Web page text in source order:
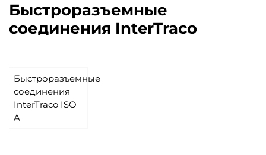
Быстроразъемные
соединения InterTraco
Быстроразъемные
соединения
InterTraco ISO
A